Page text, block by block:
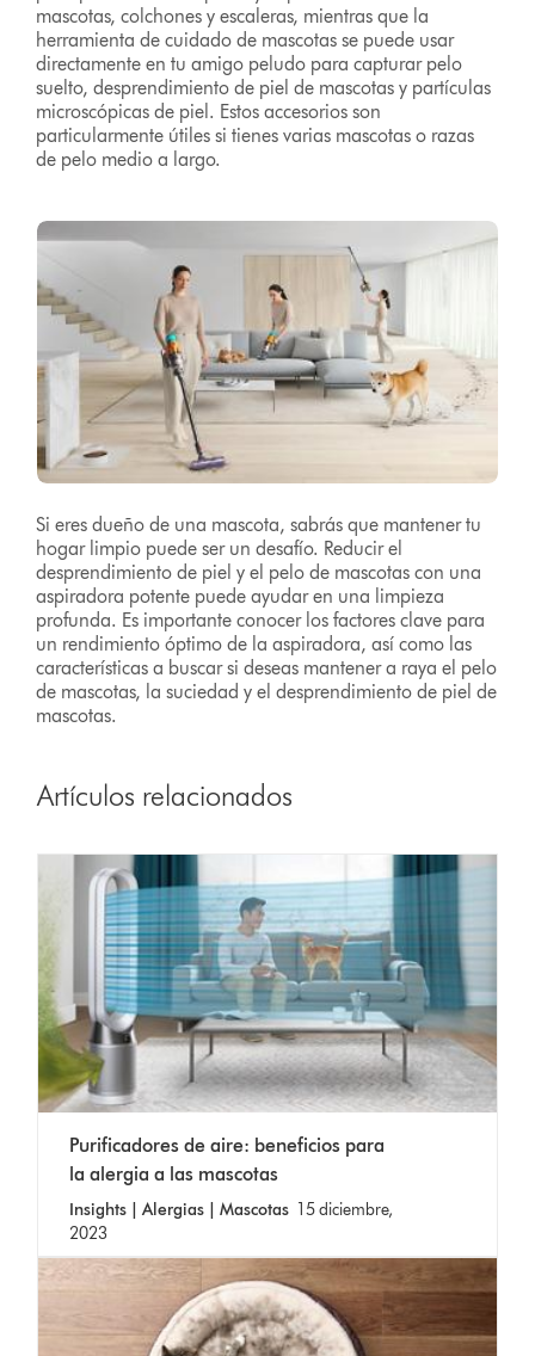
mascotas, colchones y escaleras, mientras que la
herramienta de cuidado de mascotas se puede usar
directamente en tu amigo peludo para capturar pelo
suelto, desprendimiento de piel de mascotas y partículas
microscópicas de piel. Estos accesorios son
particularmente útiles si tienes varias mascotas o razas
de pelo medio a largo.
Si eres dueño de una mascota, sabrás que mantener tu
hogar limpio puede ser un desafío. Reducir el
desprendimiento de piel y el pelo de mascotas con una
aspiradora potente puede ayudar en una limpieza
profunda. Es importante conocer los factores clave para
un rendimiento óptimo de la aspiradora, así como las
características a buscar si deseas mantener a raya el pelo
de mascotas, la suciedad y el desprendimiento de piel de
mascotas.
Artículos relacionados
Purificadores de aire: beneficios para
la alergia a las mascotas
Insights | Alergias | Mascotas 15 diciembre,
2023